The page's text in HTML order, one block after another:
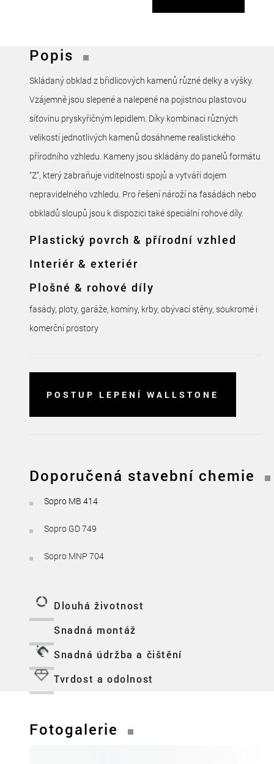
Popis
Skládaný obklad z břidlicových kamenů různé delky a výšky.
Vzájemně jsou slepené a nalepené na pojistnou plastovou
síťovinu pryskyřičným lepidlem. Díky kombinaci různých
velikostí jednotlivých kamenů dosáhneme realistického
přírodního vzhledu. Kameny jsou skládány do panelů formátu
"Z", který zabraňuje viditelnosti spojů a vytváří dojem
nepravidelného vzhledu. Pro řešení nároží na fasádách nebo
obkladů sloupů jsou k dispozici také speciální rohové díly.
Plastický povrch & přírodní vzhled
Interiér & exteriér
Plošné & rohové díly
fasády, ploty, garáže, komíny, krby, obývací stěny, soukromé i
komerční prostory
POSTUP LEPENÍ WALLSTONE
Doporučená stavební chemie
Sopro MB 414
Sopro GD 749
Sopro MNP 704
Dlouhá životnost
Snadná montáž
Snadná údržba a čištění
Tvrdost a odolnost
Fotogalerie